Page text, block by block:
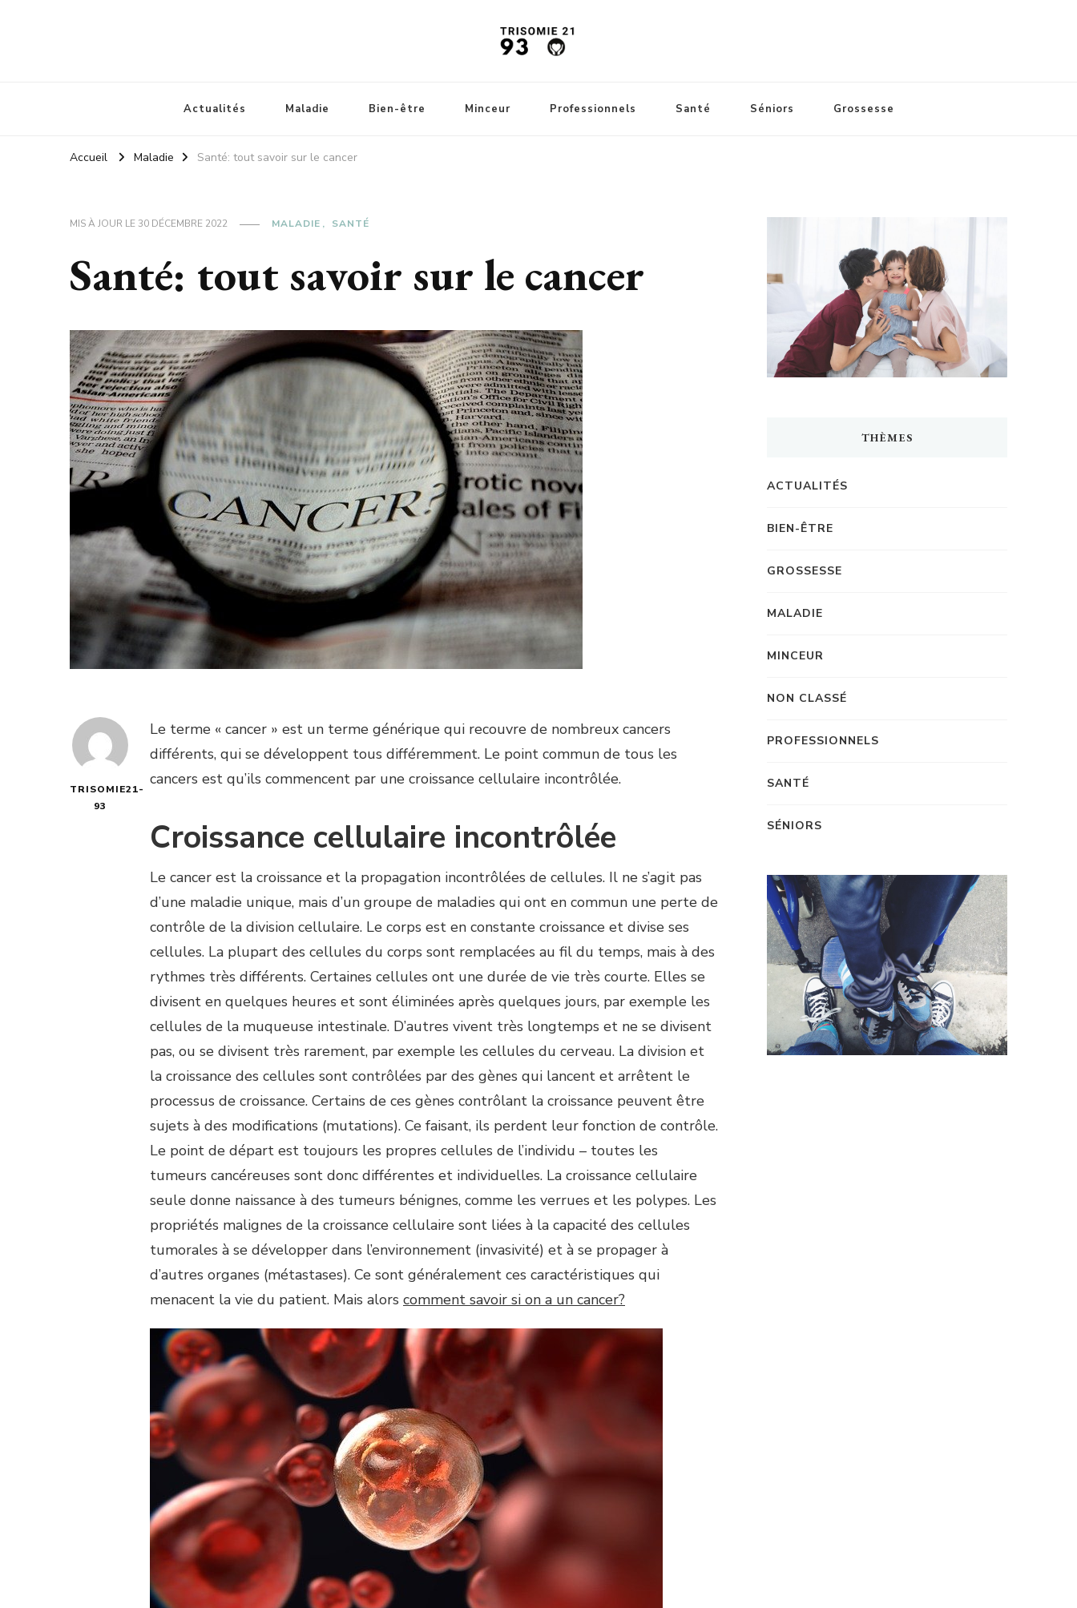
Actualités Maladie Bien-être Minceur Professionnels Santé Séniors Grossesse
Accueil Maladie Santé: tout savoir sur le cancer
MIS À JOUR LE 30 DÉCEMBRE 2022 MALADIE SANTÉ
Santé: tout savoir sur le cancer
TRISOMIE21-
93
Le terme « cancer » est un terme générique qui recouvre de nombreux cancers
différents, qui se développent tous différemment. Le point commun de tous les
cancers est qu’ils commencent par une croissance cellulaire incontrôlée.
Croissance cellulaire incontrôlée
Le cancer est la croissance et la propagation incontrôlées de cellules. Il ne s’agit pas
d’une maladie unique, mais d’un groupe de maladies qui ont en commun une perte de
contrôle de la division cellulaire. Le corps est en constante croissance et divise ses
cellules. La plupart des cellules du corps sont remplacées au fil du temps, mais à des
rythmes très différents. Certaines cellules ont une durée de vie très courte. Elles se
divisent en quelques heures et sont éliminées après quelques jours, par exemple les
cellules de la muqueuse intestinale. D’autres vivent très longtemps et ne se divisent
pas, ou se divisent très rarement, par exemple les cellules du cerveau. La division et
la croissance des cellules sont contrôlées par des gènes qui lancent et arrêtent le
processus de croissance. Certains de ces gènes contrôlant la croissance peuvent être
sujets à des modifications (mutations). Ce faisant, ils perdent leur fonction de contrôle.
Le point de départ est toujours les propres cellules de l’individu – toutes les
tumeurs cancéreuses sont donc différentes et individuelles. La croissance cellulaire
seule donne naissance à des tumeurs bénignes, comme les verrues et les polypes. Les
propriétés malignes de la croissance cellulaire sont liées à la capacité des cellules
tumorales à se développer dans l’environnement (invasivité) et à se propager à
d’autres organes (métastases). Ce sont généralement ces caractéristiques qui
menacent la vie du patient. Mais alors comment savoir si on a un cancer?
THÈMES
ACTUALITÉS
BIEN-ÊTRE
GROSSESSE
MALADIE
MINCEUR
NON CLASSÉ
PROFESSIONNELS
SANTÉ
SÉNIORS